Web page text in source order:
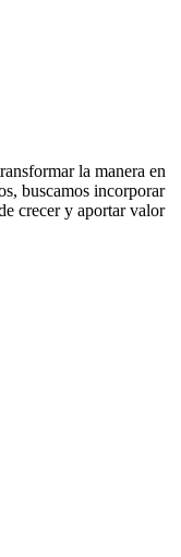
la manera en
buscamos incorporar
crecer y aportar valor